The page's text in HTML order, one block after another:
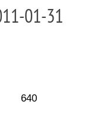
01-31
640